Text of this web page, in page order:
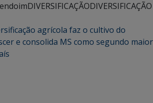
DIVERSIFICAÇÃODIVERSIFICAÇÃO
agrícola faz o cultivo do
e consolida MS como segundo maior